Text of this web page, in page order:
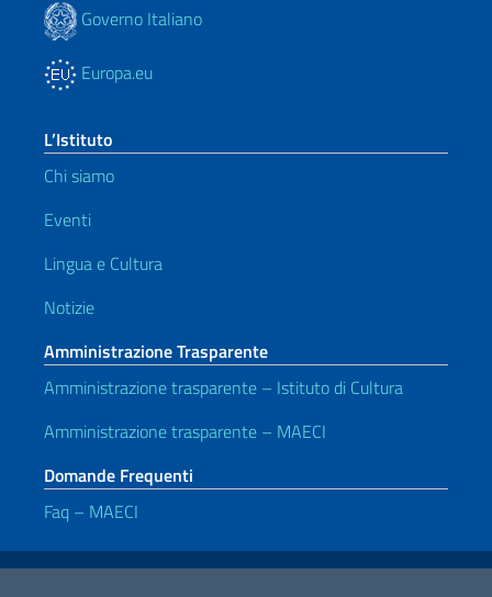
Governo Italiano
Europa.eu
L’Istituto
Chi siamo
Eventi
Lingua e Cultura
Notizie
Amministrazione Trasparente
Amministrazione trasparente – Istituto di Cultura
Amministrazione trasparente – MAECI
Domande Frequenti
Faq – MAECI
Link Utili